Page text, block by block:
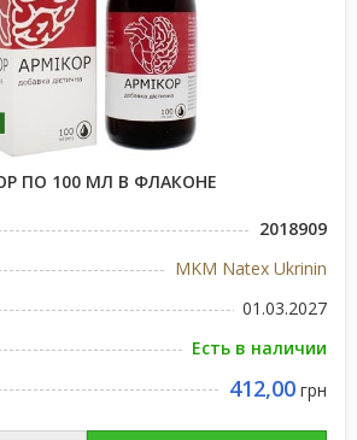
ПО 100 МЛ В ФЛАКОНЕ
2018909
MKM Natex Ukrinin
01.03.2027
Есть в наличии
412,00 грн